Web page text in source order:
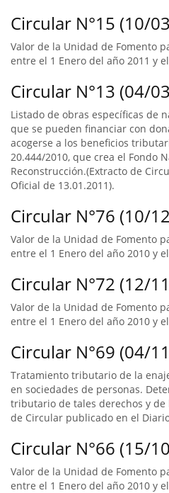
Circular N°15 (10/
Valor de la Unidad de Fomento
entre el 1 Enero del año 2011 y
Circular N°13 (04/
Listado de obras específicas de
que se pueden financiar con
acogerse a los beneficios
20.444/2010, que crea el Fondo
Reconstrucción.(Extracto de
Oficial de 13.01.2011).
Circular N°76 (10/
Valor de la Unidad de Fomento
entre el 1 Enero del año 2010 y
Circular N°72 (12/
Valor de la Unidad de Fomento
entre el 1 Enero del año 2010 y
Circular N°69 (04/
Tratamiento tributario de la
en sociedades de personas.
tributario de tales derechos y
de Circular publicado en el
Circular N°66 (15/
Valor de la Unidad de Fomento
entre el 1 Enero del año 2010 y